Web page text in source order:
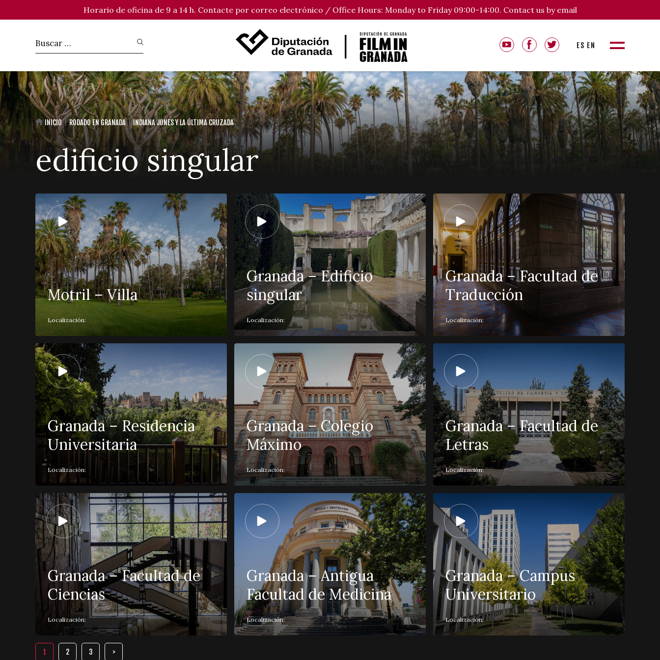
Horario de oficina de 9 a 14 h. Contacte por correo electrónico / Office Hours: Monday to Friday 09:00-14:00. Contact us by email
ES EN
INICIO RODADO EN GRANADA INDIANA JONES Y LA ÚLTIMA CRUZADA
edificio singular
Motril – Villa
Localización:
Granada – Edificio
singular
Localización:
Granada – Facultad de
Traducción
Localización:
Granada – Residencia
Universitaria
Localización:
Granada – Colegio
Máximo
Localización:
Granada – Facultad de
Letras
Localización:
Granada – Facultad de
Ciencias
Localización:
Granada – Antigua
Facultad de Medicina
Localización:
Granada – Campus
Universitario
Localización:
1 2 3